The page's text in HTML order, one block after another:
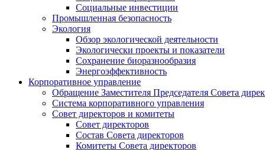
Социальные инвестиции
Промышленная безопасность
Экология
Обзор экологической деятельности
Экологически проекты и показатели
Сохранение биоразнообразия
Энергоэффективность
Корпоративное управление
Обращение Заместителя Председателя Совета
Система корпоративного управления
Совет директоров и комитеты
Совет директоров
Состав Совета директоров
Комитеты Совета директоров